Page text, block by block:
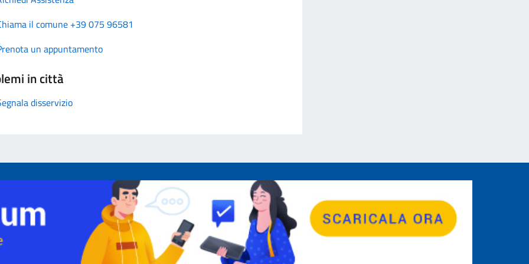
il comune +39 075 96581
un appuntamento
in città
disservizio